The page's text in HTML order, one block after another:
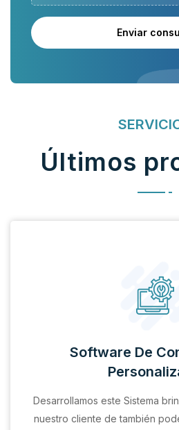
Enviar
Últimos
Software De
Desarrollamos este Sistema
nuestro cliente de también